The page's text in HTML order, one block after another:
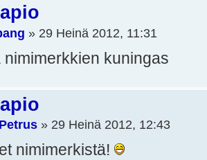
» 29 Heinä 2012, 11:31
nimimerkkien kuningas
» 29 Heinä 2012, 12:43
nimimerkistä!